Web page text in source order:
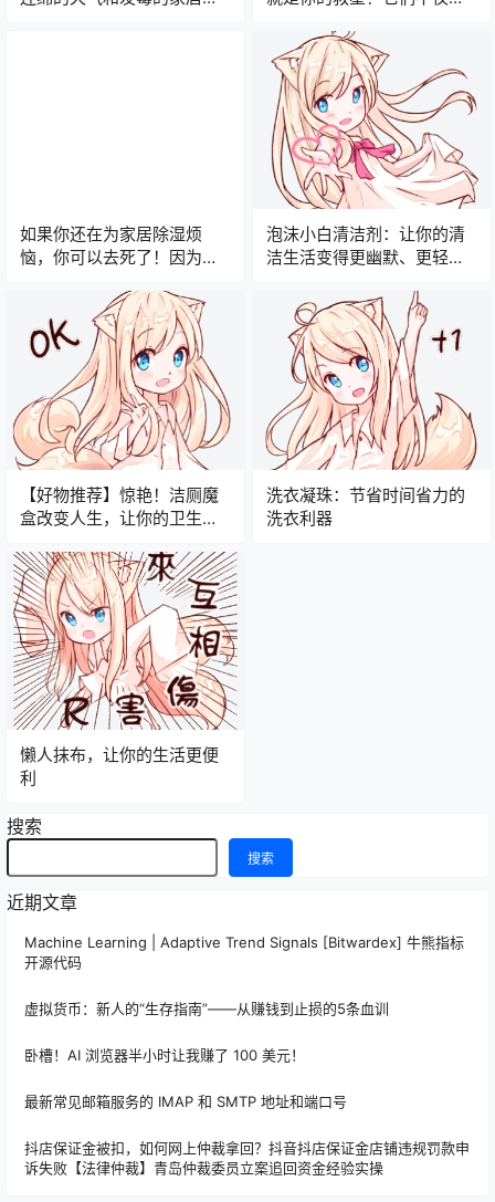
爽，还能让你的家居用品和
书籍文件免于受潮损坏！
如果你还在为家居除湿烦
恼，你可以去死了！因为除
泡沫小白清洁剂：让你的清
洁生活变得更幽默、更轻
【好物推荐】惊艳！洁厕魔
盒改变人生，让你的卫生间
洗衣凝珠：节省时间省力的
洗衣利器
懒人抹布，让你的生活更便
利
搜索
搜索
近期文章
Machine Learning | Adaptive Trend Signals [Bitwardex] 牛熊指标
开源代码
虚拟货币：新人的“生存指南”——从赚钱到止损的5条血训
卧槽！AI 浏览器半小时让我赚了 100 美元！
最新常见邮箱服务的 IMAP 和 SMTP 地址和端口号
抖店保证金被扣，如何网上仲裁拿回？抖音抖店保证金店铺违规罚款申
诉失败【法律仲裁】青岛仲裁委员立案追回资金经验实操